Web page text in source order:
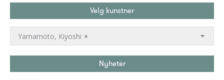
Velg kunstner
×
Yamamoto, Kiyoshi
Nyheter